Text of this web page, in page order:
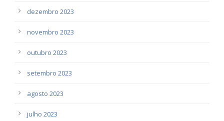
dezembro 2023
novembro 2023
outubro 2023
setembro 2023
agosto 2023
julho 2023